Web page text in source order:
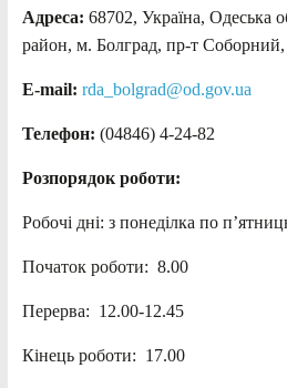
Адреса: 68702, Україна, Одеська
район, м. Болград, пр-т
E-mail: rda_bolgrad@od.gov.ua
Телефон: (04846) 4-24-82
Розпорядок роботи:
Робочі дні: з понеділка по
Початок роботи: 8.00
Перерва: 12.00-12.45
Кінець роботи: 17.00